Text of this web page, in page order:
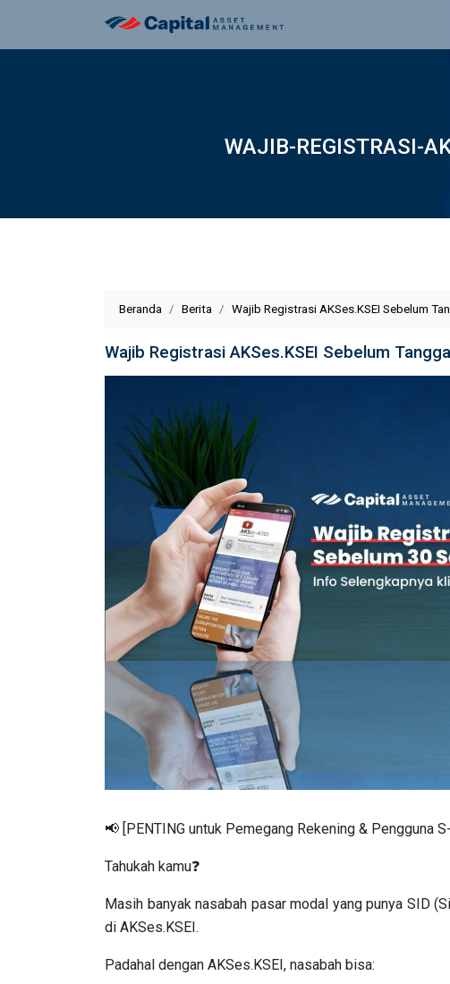
WAJIB-REGISTRASI-
Beranda Berita Wajib Registrasi AKSes.KSEI Sebelum
Wajib Registrasi AKSes.KSEI Sebelum
📢 [PENTING untuk Pemegang Rekening & Pengguna
Tahukah kamu❓
Masih banyak nasabah pasar modal yang punya SID
di AKSes.KSEI.
Padahal dengan AKSes.KSEI, nasabah bisa: